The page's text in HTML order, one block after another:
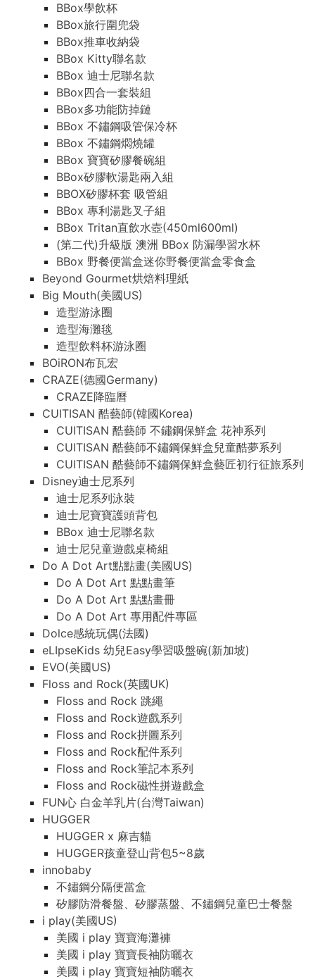
BBox學飲杯
BBox旅行圍兜袋
BBox推車收納袋
BBox Kitty聯名款
BBox 迪士尼聯名款
BBox四合一套裝組
BBox多功能防掉鏈
BBox 不鏽鋼吸管保冷杯
BBox 不鏽鋼燜燒罐
BBox 寶寶矽膠餐碗組
BBox矽膠軟湯匙兩入組
BBOX矽膠杯套 吸管組
BBox 專利湯匙叉子組
BBox Tritan直飲水壺(450ml600ml)
(第二代)升級版 澳洲 BBox 防漏學習水杯
BBox 野餐便當盒迷你野餐便當盒零食盒
Beyond Gourmet烘焙料理紙
Big Mouth(美國US)
造型游泳圈
造型海灘毯
造型飲料杯游泳圈
BOiRON布瓦宏
CRAZE(德國Germany)
CRAZE降臨曆
CUITISAN 酷藝師(韓國Korea)
CUITISAN 酷藝師 不鏽鋼保鮮盒 花神系列
CUITISAN 酷藝師不鏽鋼保鮮盒兒童酷夢系列
CUITISAN 酷藝師不鏽鋼保鮮盒藝匠初行征旅系列
Disney迪士尼系列
迪士尼系列泳裝
迪士尼寶寶護頭背包
BBox 迪士尼聯名款
迪士尼兒童遊戲桌椅組
Do A Dot Art點點畫(美國US)
Do A Dot Art 點點畫筆
Do A Dot Art 點點畫冊
Do A Dot Art 專用配件專區
Dolce感統玩偶(法國)
eLIpseKids 幼兒Easy學習吸盤碗(新加坡)
EVO(美國US)
Floss and Rock(英國UK)
Floss and Rock 跳繩
Floss and Rock遊戲系列
Floss and Rock拼圖系列
Floss and Rock配件系列
Floss and Rock筆記本系列
Floss and Rock磁性拼遊戲盒
FUN心 白金羊乳片(台灣Taiwan)
HUGGER
HUGGER x 麻吉貓
HUGGER孩童登山背包5~8歲
innobaby
不鏽鋼分隔便當盒
矽膠防滑餐盤、矽膠蒸盤、不鏽鋼兒童巴士餐盤
i play(美國US)
美國 i play 寶寶海灘褲
美國 i play 寶寶長袖防曬衣
美國 i play 寶寶短袖防曬衣